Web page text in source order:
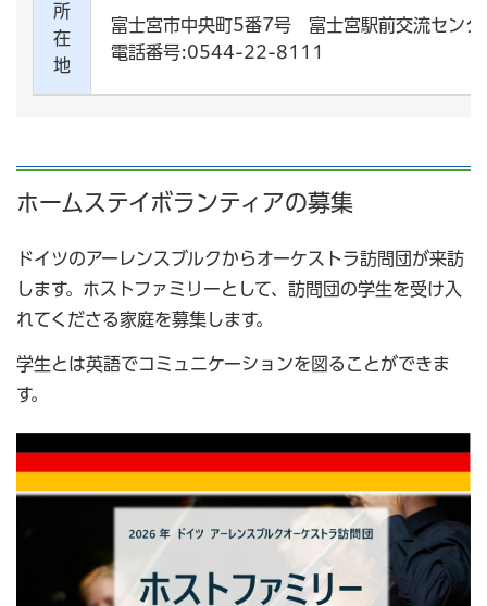
所
在
地
富士宮市中央町5番7号 富士宮駅前交流センタ
電話番号:0544-22-8111
ホームステイボランティアの募集
ドイツのアーレンスブルクからオーケストラ訪問団が来訪
します。ホストファミリーとして、訪問団の学生を受け入
れてくださる家庭を募集します。
学生とは英語でコミュニケーションを図ることができま
す。